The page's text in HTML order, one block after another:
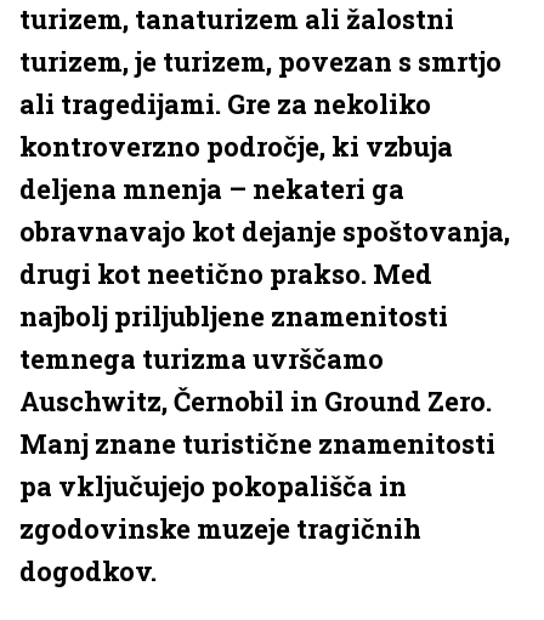
turizem, tanaturizem ali žalostni
turizem, je turizem, povezan s smrtjo
ali tragedijami. Gre za nekoliko
kontroverzno področje, ki vzbuja
deljena mnenja – nekateri ga
obravnavajo kot dejanje spoštovanja,
drugi kot neetično prakso. Med
najbolj priljubljene znamenitosti
temnega turizma uvrščamo
Auschwitz, Černobil in Ground Zero.
Manj znane turistične znamenitosti
pa vključujejo pokopališča in
zgodovinske muzeje tragičnih
dogodkov.